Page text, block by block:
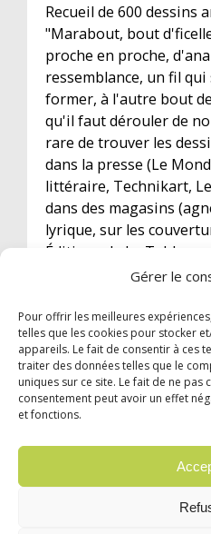
Gérer le
Pour offrir les meilleures
telles que les cookies pour stocker
appareils. Le fait de consentir à ces
traiter des données telles que le
uniques sur ce site. Le fait de ne
consentement peut avoir un effet
et fonctions.
Recueil de 600 dessins
"Marabout, bout
proche en proche,
ressemblance, un fil
former, à l'autre bout
qu'il faut dérouler de
rare de trouver les
dans la presse (Le
littéraire, Technikart,
dans des magasins
lyrique, sur les
Éditions de La Table
productions des labels
English
Français